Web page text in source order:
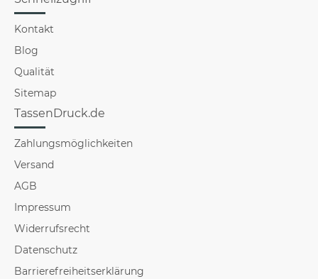
Kontakt
Blog
Qualität
Sitemap
TassenDruck.de
Zahlungsmöglichkeiten
Versand
AGB
Impressum
Widerrufsrecht
Datenschutz
Barrierefreiheitserklärung